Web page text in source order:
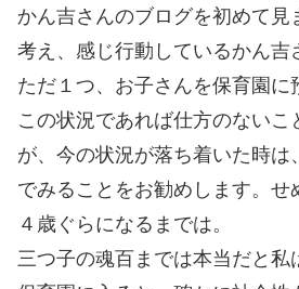
かん吉さんのブログを初めて見
考え、感じ行動しているかん吉
ただ１つ、お子さんを保育園に
この状況であれば仕方のないこ
が、今の状況が落ち着いた時は
でみることをお勧めします。せ
４歳ぐらになるまでは。
三つ子の魂百までは本当だと私